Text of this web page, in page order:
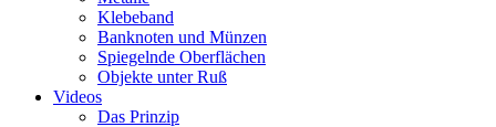
Klebeband
Banknoten und Münzen
Spiegelnde Oberflächen
Objekte unter Ruß
Videos
Das Prinzip